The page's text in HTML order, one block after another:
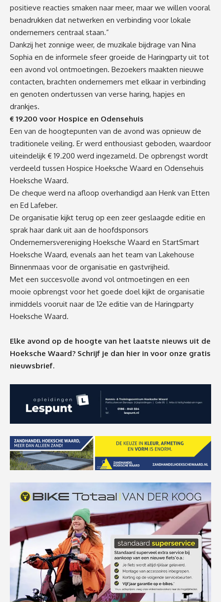
positieve reacties smaken naar meer, maar we willen vooral
benadrukken dat netwerken en verbinding voor lokale
ondernemers centraal staan.”
Dankzij het zonnige weer, de muzikale bijdrage van Nina
Sophia en de informele sfeer groeide de Haringparty uit tot
een avond vol ontmoetingen. Bezoekers maakten nieuwe
contacten, brachten ondernemers met elkaar in verbinding
en genoten ondertussen van verse haring, hapjes en
drankjes.
€ 19.200 voor Hospice en Odensehuis
Een van de hoogtepunten van de avond was opnieuw de
traditionele veiling. Er werd enthousiast geboden, waardoor
uiteindelijk € 19.200 werd ingezameld. De opbrengst wordt
verdeeld tussen Hospice Hoeksche Waard en Odensehuis
Hoeksche Waard.
De cheque werd na afloop overhandigd aan Henk van Etten
en Ed Lafeber.
De organisatie kijkt terug op een zeer geslaagde editie en
sprak haar dank uit aan de hoofdsponsors
Ondernemersvereniging Hoeksche Waard en StartSmart
Hoeksche Waard, evenals aan het team van Lakehouse
Binnenmaas voor de organisatie en gastvrijheid.
Met een succesvolle avond vol ontmoetingen en een
mooie opbrengst voor het goede doel kijkt de organisatie
inmiddels vooruit naar de 12e editie van de Haringparty
Hoeksche Waard.
Elke avond op de hoogte van het laatste nieuws uit de
Hoeksche Waard? Schrijf je dan hier in voor onze gratis
nieuwsbrief.